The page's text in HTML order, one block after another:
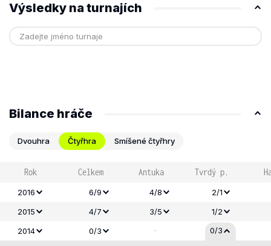
Výsledky na turnajích
Bilance hráče
Dvouhra Čtyřhra Smíšené čtyřhry
Rok Celkem Antuka Tvrdý p.
2016 6/9 4/8
2/1
2015
4/7 3/5
1/2
2014
0/3 - 0/3